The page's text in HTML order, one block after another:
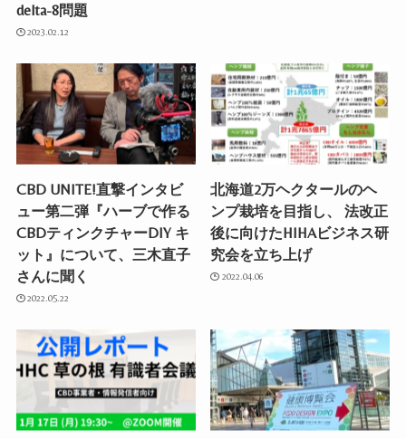
delta-8問題
2023.02.12
CBD UNITE!直撃インタビ
ュー第二弾『ハーブで作る
CBDティンクチャーDIY キ
ット』について、三木直子
さんに聞く
2022.05.22
北海道2万ヘクタールのヘ
ンプ栽培を目指し、 法改正
後に向けたHIHAビジネス研
究会を立ち上げ
2022.04.06